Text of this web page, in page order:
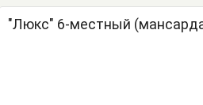
"Люкс" 6-местный